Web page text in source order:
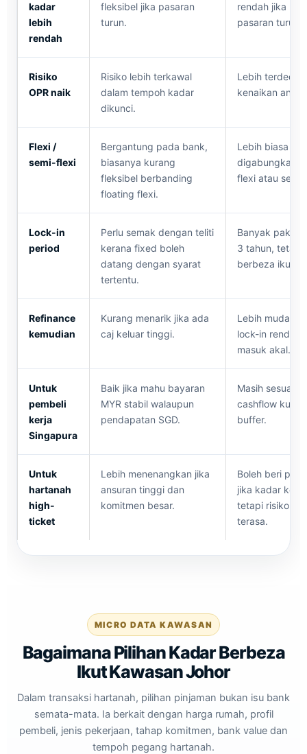
kadar
lebih
rendah
fleksibel jika pasaran
turun.
rendah jika
pasaran turun.
Risiko
OPR naik
Risiko lebih terkawal
dalam tempoh kadar
dikunci.
Lebih
kenaikan
Flexi /
semi-flexi
Bergantung pada bank,
biasanya kurang
fleksibel berbanding
floating flexi.
Lebih biasa
digabungkan
flexi atau
Lock-in
period
Perlu semak dengan teliti
kerana fixed boleh
datang dengan syarat
tertentu.
Banyak pakej
3 tahun, tetapi
berbeza ikut
Refinance
kemudian
Kurang menarik jika ada
caj keluar tinggi.
Lebih mudah
lock-in rendah
masuk akal.
Untuk
pembeli
kerja
Singapura
Baik jika mahu bayaran
MYR stabil walaupun
pendapatan SGD.
Masih sesuai
cashflow kuat
buffer.
Untuk
hartanah
high-
ticket
Lebih menenangkan jika
ansuran tinggi dan
komitmen besar.
Boleh beri
jika kadar
tetapi risiko
terasa.
MICRO DATA KAWASAN
Bagaimana Pilihan Kadar Berbeza
Ikut Kawasan Johor
Dalam transaksi hartanah, pilihan pinjaman bukan isu bank
semata-mata. Ia berkait dengan harga rumah, profil
pembeli, jenis pekerjaan, tahap komitmen, bank value dan
tempoh pegang hartanah.